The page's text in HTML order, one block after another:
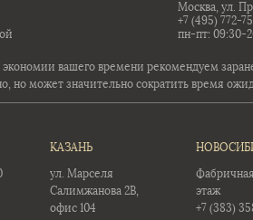
Москва, ул.
+7 (495) 772-
пн-пт: 09:30-
вашего времени рекомендуем
но может значительно сократить время
КАЗАНЬ
ул. Марселя
Салимжанова 2В,
офис 104
этаж
+7 (383)